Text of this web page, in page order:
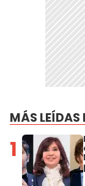
MÁS LEÍDAS
1